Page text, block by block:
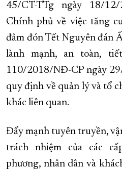
45/CT-TTg ngày 18/
Chính phủ về việc tăng
đảm đón Tết Nguyên đán
lành mạnh, an toàn,
110/2018/NĐ-CP ngày
quy định về quản lý và tổ
khác liên quan.
Đẩy mạnh tuyên truyền,
trách nhiệm của các
phương, nhân dân và